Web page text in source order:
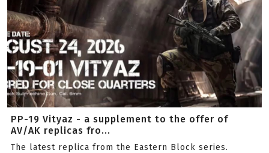
PP-19 Vityaz - a supplement to the offer of
AV/AK replicas fro...
The latest replica from the Eastern Block series.